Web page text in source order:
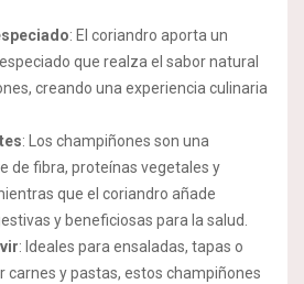
: El coriandro aporta un
que realza el sabor natural
creando una experiencia culinaria
: Los champiñones son una
de fibra, proteínas vegetales y
que el coriandro añade
y beneficiosas para la salud.
: Ideales para ensaladas, tapas o
carnes y pastas, estos champiñones